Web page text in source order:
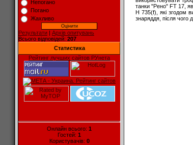
Непогано
Погано
Жахливо
Результати | Архів опитувань
Всього відповідей: 207
Статистика
Рейтинг лучших сайтов РУнета
Онлайн всього: 1
Гостей: 1
Користувачів: 0
танки "Рено" FT 17,
H 735(f), які згодом
знаряддя, після чого